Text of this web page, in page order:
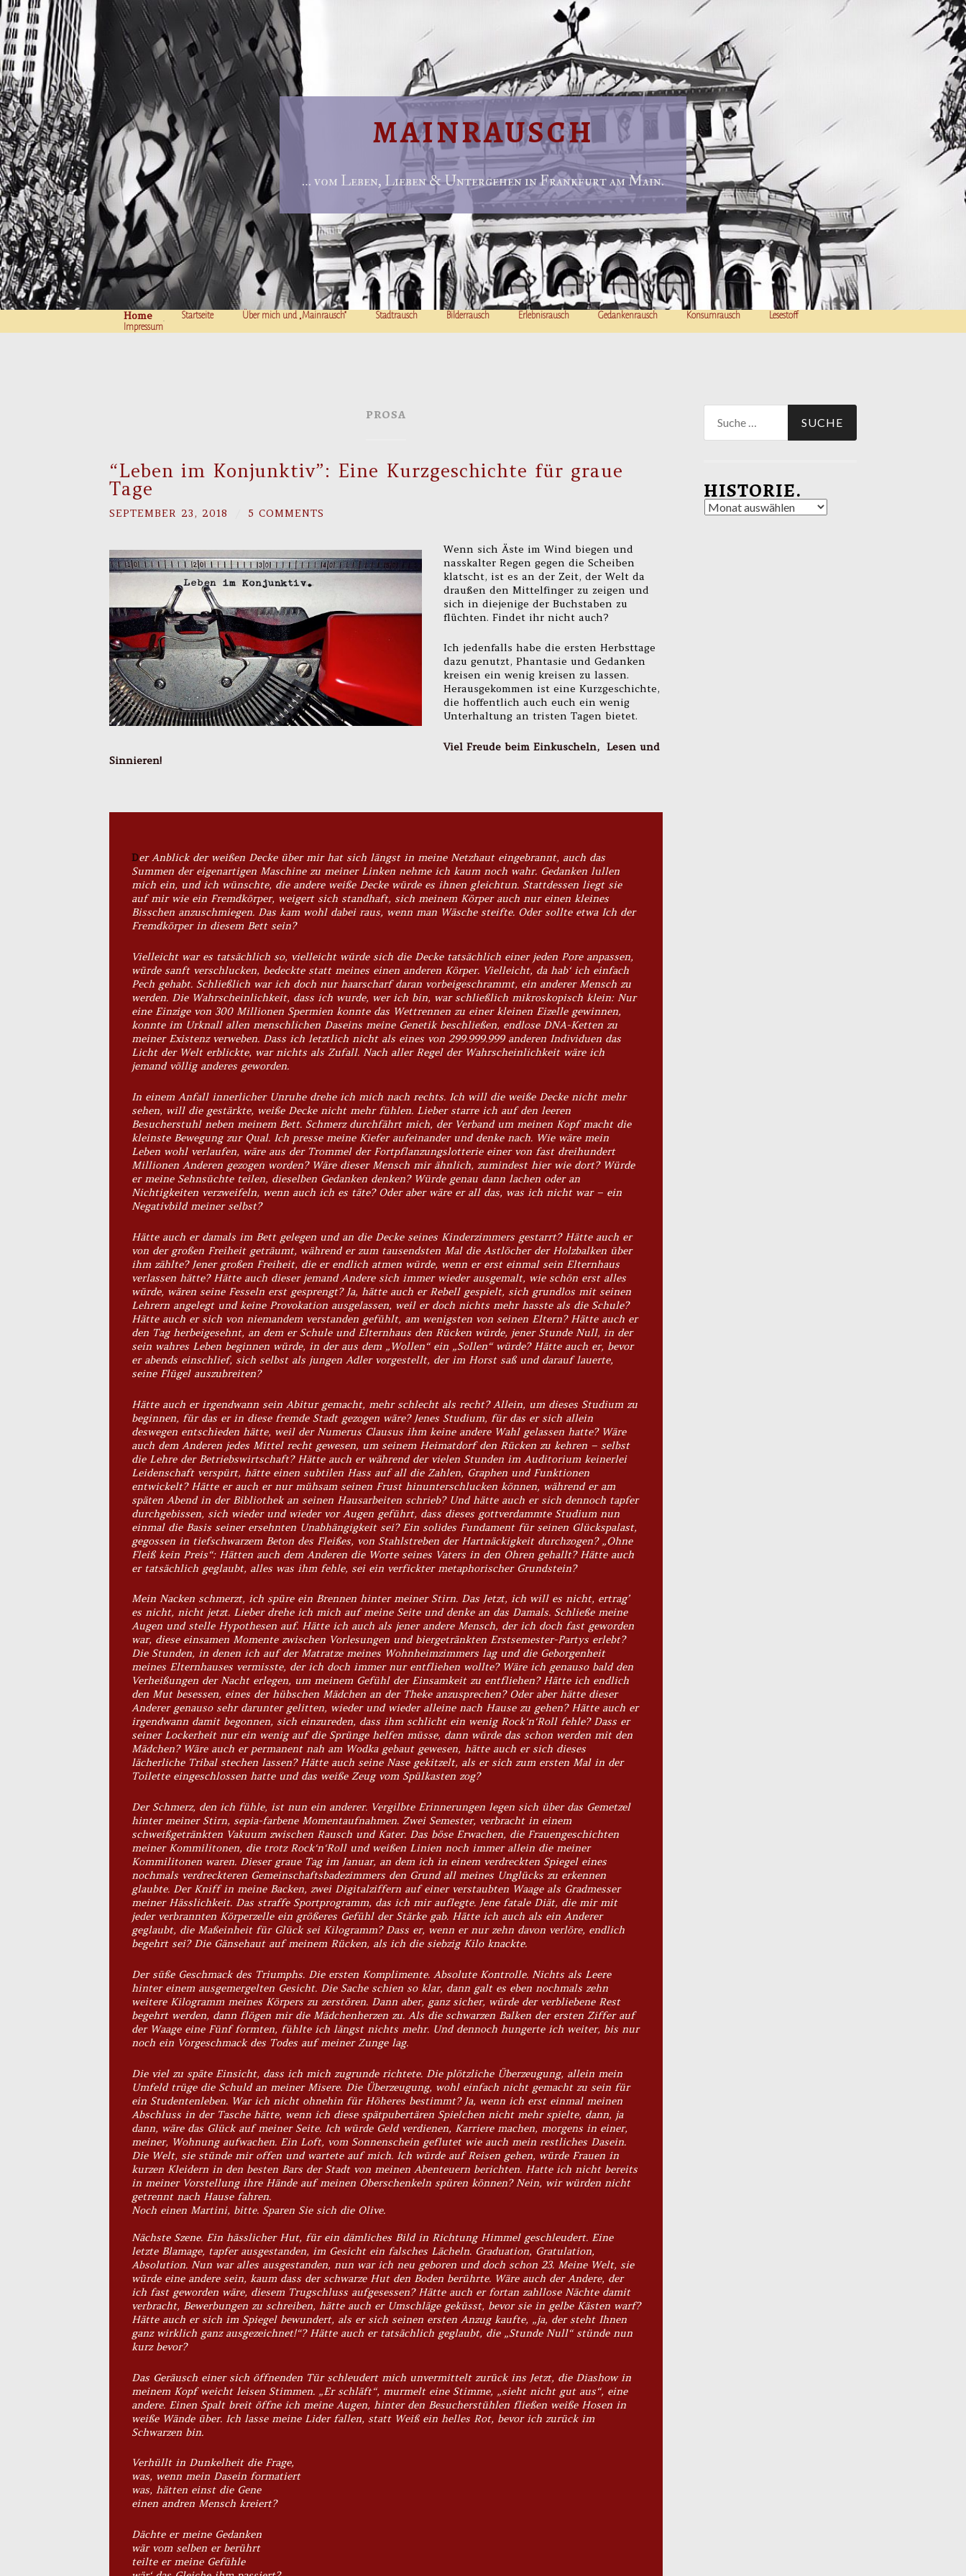
MAINRAUSCH
… vom Leben, Lieben & Untergehen in Frankfurt am Main.
Home Startseite Über mich und „Mainrausch“ Stadtrausch Bilderrausch Erlebnisrausch Gedankenrausch Konsumrausch
Lesestoff
Impressum
PROSA
“Leben im Konjunktiv”: Eine Kurzgeschichte für graue
Tage
SEPTEMBER 23, 2018 5 COMMENTS
Wenn sich Äste im Wind biegen und
nasskalter Regen gegen die Scheiben
klatscht, ist es an der Zeit, der Welt da
draußen den Mittelfinger zu zeigen und
sich in diejenige der Buchstaben zu
flüchten. Findet ihr nicht auch?
Ich jedenfalls habe die ersten Herbsttage
dazu genutzt, Phantasie und Gedanken
kreisen ein wenig kreisen zu lassen.
Herausgekommen ist eine Kurzgeschichte,
die hoffentlich auch euch ein wenig
Unterhaltung an tristen Tagen bietet.
Viel Freude beim Einkuscheln, Lesen und
Sinnieren!
Der Anblick der weißen Decke über mir hat sich längst in meine Netzhaut eingebrannt, auch das
Summen der eigenartigen Maschine zu meiner Linken nehme ich kaum noch wahr. Gedanken lullen
mich ein, und ich wünschte, die andere weiße Decke würde es ihnen gleichtun. Stattdessen liegt sie
auf mir wie ein Fremdkörper, weigert sich standhaft, sich meinem Körper auch nur einen kleines
Bisschen anzuschmiegen. Das kam wohl dabei raus, wenn man Wäsche steifte. Oder sollte etwa Ich der
Fremdkörper in diesem Bett sein?
Vielleicht war es tatsächlich so, vielleicht würde sich die Decke tatsächlich einer jeden Pore anpassen,
würde sanft verschlucken, bedeckte statt meines einen anderen Körper. Vielleicht, da hab‘ ich einfach
Pech gehabt. Schließlich war ich doch nur haarscharf daran vorbeigeschrammt, ein anderer Mensch zu
werden. Die Wahrscheinlichkeit, dass ich wurde, wer ich bin, war schließlich mikroskopisch klein: Nur
eine Einzige von 300 Millionen Spermien konnte das Wettrennen zu einer kleinen Eizelle gewinnen,
konnte im Urknall allen menschlichen Daseins meine Genetik beschließen, endlose DNA-Ketten zu
meiner Existenz verweben. Dass ich letztlich nicht als eines von 299.999.999 anderen Individuen das
Licht der Welt erblickte, war nichts als Zufall. Nach aller Regel der Wahrscheinlichkeit wäre ich
jemand völlig anderes geworden.
In einem Anfall innerlicher Unruhe drehe ich mich nach rechts. Ich will die weiße Decke nicht mehr
sehen, will die gestärkte, weiße Decke nicht mehr fühlen. Lieber starre ich auf den leeren
Besucherstuhl neben meinem Bett. Schmerz durchfährt mich, der Verband um meinen Kopf macht die
kleinste Bewegung zur Qual. Ich presse meine Kiefer aufeinander und denke nach. Wie wäre mein
Leben wohl verlaufen, wäre aus der Trommel der Fortpflanzungslotterie einer von fast dreihundert
Millionen Anderen gezogen worden? Wäre dieser Mensch mir ähnlich, zumindest hier wie dort? Würde
er meine Sehnsüchte teilen, dieselben Gedanken denken? Würde genau dann lachen oder an
Nichtigkeiten verzweifeln, wenn auch ich es täte? Oder aber wäre er all das, was ich nicht war – ein
Negativbild meiner selbst?
Hätte auch er damals im Bett gelegen und an die Decke seines Kinderzimmers gestarrt? Hätte auch er
von der großen Freiheit geträumt, während er zum tausendsten Mal die Astlöcher der Holzbalken über
ihm zählte? Jener großen Freiheit, die er endlich atmen würde, wenn er erst einmal sein Elternhaus
verlassen hätte? Hätte auch dieser jemand Andere sich immer wieder ausgemalt, wie schön erst alles
würde, wären seine Fesseln erst gesprengt? Ja, hätte auch er Rebell gespielt, sich grundlos mit seinen
Lehrern angelegt und keine Provokation ausgelassen, weil er doch nichts mehr hasste als die Schule?
Hätte auch er sich von niemandem verstanden gefühlt, am wenigsten von seinen Eltern? Hätte auch er
den Tag herbeigesehnt, an dem er Schule und Elternhaus den Rücken würde, jener Stunde Null, in der
sein wahresLeben beginnen würde, in der aus dem „Wollen“ ein „Sollen“ würde? Hätte auch er, bevor
er abends einschlief, sich selbst als jungen Adler vorgestellt, der im Horst saß und darauf lauerte,
seine Flügel auszubreiten?
Hätte auch er irgendwann sein Abitur gemacht, mehr schlecht als recht? Allein, um dieses Studium zu
beginnen, für das er in diese fremde Stadt gezogen wäre? Jenes Studium, für das er sich allein
deswegen entschieden hätte, weil der Numerus Clausus ihm keine andere Wahl gelassen hatte? Wäre
auch dem Anderen jedes Mittel recht gewesen, um seinem Heimatdorf den Rücken zu kehren – selbst
die Lehre der Betriebswirtschaft? Hätte auch er während der vielen Stunden im Auditorium keinerlei
Leidenschaft verspürt, hätte einen subtilen Hass auf all die Zahlen, Graphen und Funktionen
entwickelt? Hätte er auch er nur mühsam seinen Frust hinunterschlucken können, während er am
späten Abend in der Bibliothek an seinen Hausarbeiten schrieb? Und hätte auch er sich dennoch tapfer
durchgebissen, sich wieder und wieder vor Augen geführt, dass dieses gottverdammte Studium nun
einmal die Basis seiner ersehnten Unabhängigkeit sei? Ein solides Fundament für seinen Glückspalast,
gegossen in tiefschwarzem Beton des Fleißes, von Stahlstreben der Hartnäckigkeit durchzogen? „Ohne
Fleiß kein Preis“: Hätten auch dem Anderen die Worte seines Vaters in den Ohren gehallt? Hätte auch
er tatsächlich geglaubt, alles was ihm fehle, sei ein verfickter metaphorischer Grundstein?
Mein Nacken schmerzt, ich spüre ein Brennen hinter meiner Stirn. Das Jetzt, ich will es nicht, ertrag’
es nicht, nicht jetzt. Lieber drehe ich mich auf meine Seite und denke an das Damals. Schließe meine
Augen und stelle Hypothesen auf. Hätte ich auch als jener andere Mensch, der ich doch fast geworden
war, diese einsamen Momente zwischen Vorlesungen und biergetränkten Erstsemester-Partys erlebt?
Die Stunden, in denen ich auf der Matratze meines Wohnheimzimmers lag und die Geborgenheit
meines Elternhauses vermisste, der ich doch immer nur entfliehen wollte? Wäre ich genauso bald den
Verheißungen der Nacht erlegen, um meinem Gefühl der Einsamkeit zu entfliehen? Hätte ich endlich
den Mut besessen, eines der hübschen Mädchen an der Theke anzusprechen? Oder aber hätte dieser
Anderer genauso sehr darunter gelitten, wieder und wieder alleine nach Hause zu gehen? Hätte auch er
irgendwann damit begonnen, sich einzureden, dass ihm schlicht ein wenig Rock‘n‘Rollfehle? Dass er
seiner Lockerheit nur ein wenig auf die Sprünge helfen müsse, dann würde das schon werden mit den
Mädchen? Wäre auch er permanent nah am Wodka gebaut gewesen, hätte auch er sich dieses
lächerliche Tribal stechen lassen? Hätte auch seine Nase gekitzelt, als er sich zum ersten Mal in der
Toilette eingeschlossen hatte und das weiße Zeug vom Spülkasten zog?
Der Schmerz, den ich fühle, ist nun ein anderer. Vergilbte Erinnerungen legen sich über das Gemetzel
hinter meiner Stirn, sepia-farbene Momentaufnahmen. Zwei Semester, verbracht in einem
schweißgetränkten Vakuum zwischen Rausch und Kater. Das böse Erwachen, die Frauengeschichten
meiner Kommilitonen, die trotz Rock‘n‘Roll und weißen Linien noch immer allein die meiner
Kommilitonen waren.Dieser graue Tag im Januar, an dem ich in einem verdreckten Spiegel eines
nochmals verdreckteren Gemeinschaftsbadezimmers den Grund all meines Unglücks zu erkennen
glaubte. Der Kniff in meine Backen, zwei Digitalziffern auf einer verstaubten Waage als Gradmesser
meiner Hässlichkeit. Das straffe Sportprogramm, das ich mir auflegte. Jene fatale Diät, die mir mit
jeder verbrannten Körperzelle ein größeres Gefühl der Stärke gab. Hätte ich auch als ein Anderer
geglaubt, die Maßeinheit für Glück sei Kilogramm? Dass er, wenn er nur zehn davon verlöre, endlich
begehrt sei? Die Gänsehaut auf meinem Rücken, als ich die siebzig Kilo knackte.
Der süße Geschmack des Triumphs. Die ersten Komplimente. Absolute Kontrolle. Nichts als Leere
hinter einem ausgemergelten Gesicht. Die Sache schien so klar, dann galt es eben nochmals zehn
weitere Kilogramm meines Körpers zu zerstören. Dann aber, ganz sicher, würde der verbliebene Rest
begehrt werden, dann flögen mir die Mädchenherzen zu. Als die schwarzen Balken der ersten Ziffer auf
der Waage eine Fünf formten, fühlte ich längst nichts mehr. Und dennoch hungerte ich weiter, bis nur
noch ein Vorgeschmack des Todes auf meiner Zunge lag.
Die viel zu späte Einsicht, dass ich mich zugrunde richtete. Die plötzliche Überzeugung, allein mein
Umfeld trüge die Schuld an meiner Misere. Die Überzeugung, wohl einfach nicht gemacht zu sein für
ein Studentenleben. War ich nicht ohnehin für Höheres bestimmt? Ja, wenn ich erst einmal meinen
Abschluss in der Tasche hätte, wenn ich diese spätpubertären Spielchen nicht mehr spielte, dann, ja
dann, wäre das Glück auf meiner Seite. Ich würde Geld verdienen, Karriere machen, morgens in einer,
meiner, Wohnung aufwachen. Ein Loft, vom Sonnenschein geflutet wie auch mein restliches Dasein.
Die Welt, sie stünde mir offen und wartete auf mich. Ich würde auf Reisen gehen, würde Frauen in
kurzen Kleidern in den besten Bars der Stadt von meinen Abenteuern berichten. Hatte ich nicht bereits
in meiner Vorstellung ihre Hände auf meinen Oberschenkeln spüren können? Nein, wir würden nicht
getrennt nach Hause fahren.
Noch einen Martini, bitte. Sparen Sie sich die Olive.
Nächste Szene. Ein hässlicher Hut, für ein dämliches Bild in Richtung Himmel geschleudert. Eine
letzte Blamage, tapfer ausgestanden, im Gesicht ein falsches Lächeln. Graduation, Gratulation,
Absolution.Nun war alles ausgestanden, nun war ich neu geboren und doch schon 23. Meine Welt, sie
würde eine andere sein, kaum dass der schwarze Hut den Boden berührte. Wäre auch der Andere, der
ich fast geworden wäre, diesem Trugschluss aufgesessen? Hätte auch er fortan zahllose Nächte damit
verbracht, Bewerbungen zu schreiben, hätte auch er Umschläge geküsst, bevor sie in gelbe Kästen warf?
Hätte auch er sich im Spiegel bewundert, als er sich seinen ersten Anzug kaufte, „ja, der steht Ihnen
ganz wirklich ganz ausgezeichnet!“? Hätte auch er tatsächlich geglaubt, die „Stunde Null“ stünde nun
kurz bevor?
Das Geräusch einer sich öffnenden Tür schleudert mich unvermittelt zurück ins Jetzt, die Diashow in
meinem Kopf weicht leisen Stimmen. „Er schläft“, murmelt eine Stimme, „sieht nicht gut aus“, eine
andere. Einen Spalt breit öffne ich meine Augen, hinter den Besucherstühlen fließen weiße Hosen in
weiße Wände über. Ich lasse meine Lider fallen, statt Weiß ein helles Rot, bevor ich zurück im
Schwarzen bin.
Verhüllt in Dunkelheit die Frage,
was, wenn mein Dasein formatiert
was, hätten einst die Gene
einen andren Mensch kreiert?
Dächte er meine Gedanken
wär vom selben er berührt
teilte er meine Gefühle
nach:
HISTORIE.
Historie.